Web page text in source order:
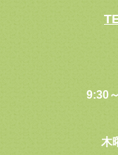
9:30
木